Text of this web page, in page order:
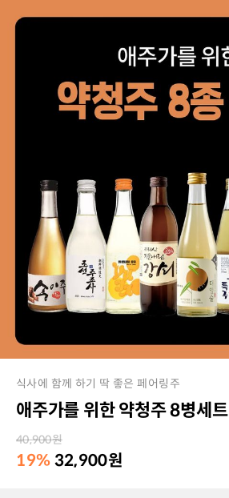
식사에 함께 하기 딱 좋은 페어링주
애주가를 위한 약청주 8병세트
40,900원
19% 32,900원